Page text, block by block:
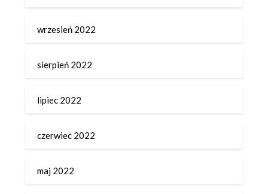
wrzesień 2022
sierpień 2022
lipiec 2022
czerwiec 2022
maj 2022